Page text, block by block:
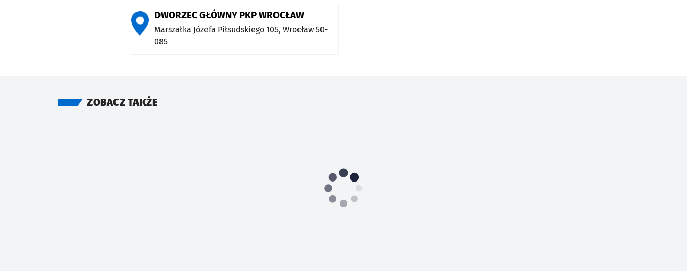
DWORZEC GŁÓWNY PKP WROCŁAW
Marszałka Józefa Piłsudskiego 105, Wrocław 50-
085
ZOBACZ TAKŻE